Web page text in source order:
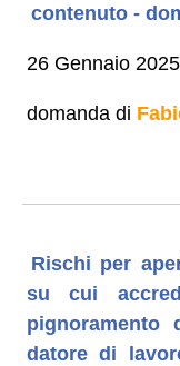
contenuto -
26 Gennaio 2025
domanda di
Rischi per
su cui
datore di